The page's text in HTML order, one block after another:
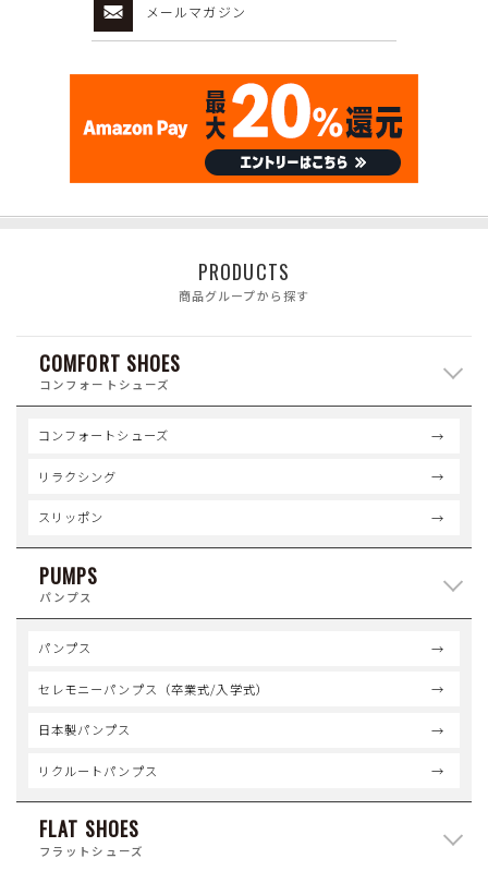
メールマガジン
PRODUCTS
商品グループから探す
COMFORT SHOES
コンフォートシューズ
コンフォートシューズ
リラクシング
スリッポン
PUMPS
パンプス
パンプス
セレモニーパンプス（卒業式/入学式）
日本製パンプス
リクルートパンプス
FLAT SHOES
フラットシューズ